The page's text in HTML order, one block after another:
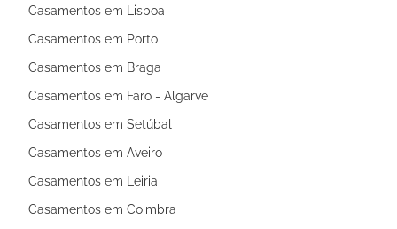
Casamentos em Lisboa
Casamentos em Porto
Casamentos em Braga
Casamentos em Faro - Algarve
Casamentos em Setúbal
Casamentos em Aveiro
Casamentos em Leiria
Casamentos em Coimbra